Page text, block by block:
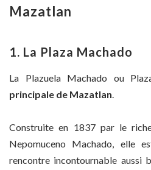
Mazatlan
1. La Plaza Machado
La Plazuela Machado ou
principale de Mazatlan
Construite en 1837 par le
Nepomuceno Machado, elle
rencontre incontournable aussi